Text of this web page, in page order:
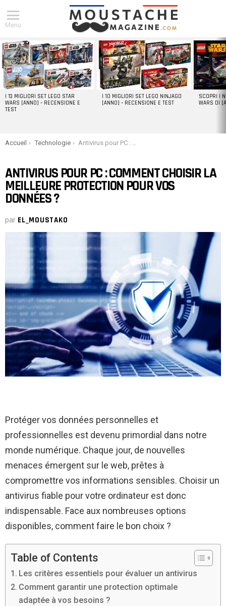
Menu
DERNIERS
ARTICLES
I 13 MIGLIORI SET LEGO STAR
WARS [ANNO] – RECENSIONE E
TEST
I 10 MIGLIORI SET LEGO NINJAGO
[ANNO] – RECENSIONE E TEST
SCOPRI I
WARS DI
You are here:
Accueil Technologie Antivirus pour PC : comment choisir la meilleure protection pour vos données ?
ANTIVIRUS POUR PC : COMMENT CHOISIR LA
MEILLEURE PROTECTION POUR VOS
DONNÉES ?
par EL_MOUSTAKO
Protéger vos données personnelles et
professionnelles est devenu primordial dans notre
monde numérique. Chaque jour, de nouvelles
menaces émergent sur le web, prêtes à
compromettre vos informations sensibles. Choisir un
antivirus fiable pour votre ordinateur est donc
indispensable. Face aux nombreuses options
disponibles, comment faire le bon choix ?
Table of Contents
Les critères essentiels pour évaluer un antivirus
Comment garantir une protection optimale
adaptée à vos besoins ?